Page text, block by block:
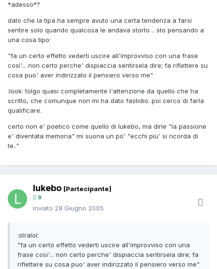
*adesso*?
dato che la tipa ha sempre avuto una certa tendenza a farsi
sentire solo quando qualcosa le andava storto .. sto pensando a
una cosa tipo:
"fa un certo effetto vederti uscire all'improvviso con una frase
cosi'... non certo perche' dispiaccia sentirsela dire; fa riflettere su
cosa puo' aver indirizzato il pensiero verso me"
:look: tolgo quasi completamente l'attenzione da quello che ha
scritto, che comunque non mi ha dato fastidio. poi cerco di farla
qualificare.
certo non e' poetico come quello di lukebo, ma dirle "la passione
e' diventata memoria" mi suona un po' "ecchi piu' si ricorda di
te.."
lukebo [Partecipante]
9
Inviato 28 Giugno 2005
:stralol:
"fa un certo effetto vederti uscire all'improvviso con una
frase cosi'... non certo perche' dispiaccia sentirsela dire; fa
riflettere su cosa puo' aver indirizzato il pensiero verso me"